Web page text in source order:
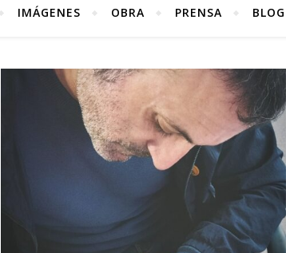
IMÁGENES OBRA PRENSA BLOG